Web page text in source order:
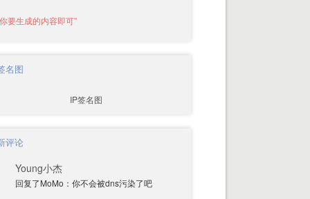
名图
评论
Young小杰
回复了MoMo：你不会被dns污染了吧